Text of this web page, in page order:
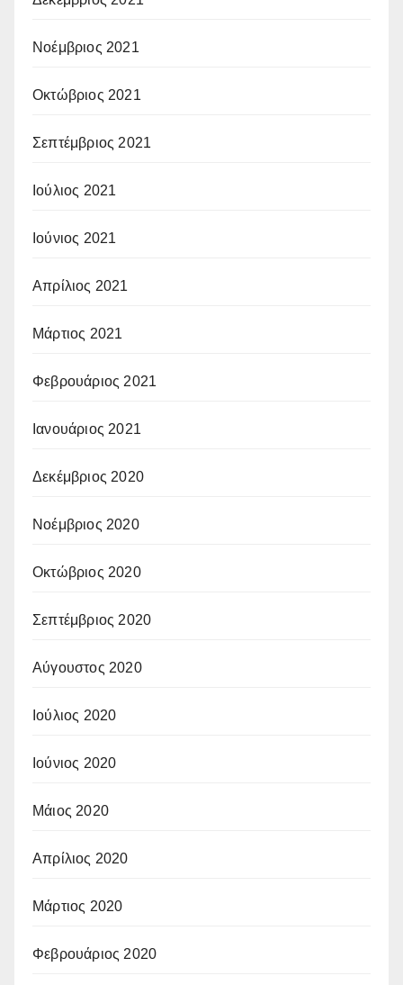
Νοέμβριος 2021
Οκτώβριος 2021
Σεπτέμβριος 2021
Ιούλιος 2021
Ιούνιος 2021
Απρίλιος 2021
Μάρτιος 2021
Φεβρουάριος 2021
Ιανουάριος 2021
Δεκέμβριος 2020
Νοέμβριος 2020
Οκτώβριος 2020
Σεπτέμβριος 2020
Αύγουστος 2020
Ιούλιος 2020
Ιούνιος 2020
Μάιος 2020
Απρίλιος 2020
Μάρτιος 2020
Φεβρουάριος 2020